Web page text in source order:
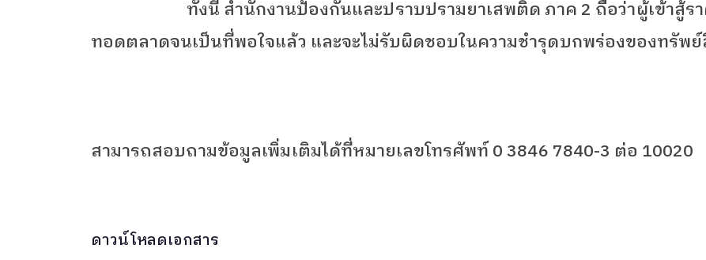
ทั้งนี้ สำนักงานป้องกันและปราบปรามยาเสพติด ภาค 2 ถือว่าผู้เข้าสู้
ทอดตลาดจนเป็นที่พอใจแล้ว และจะไม่รับผิดชอบในความชำรุดบกพร่องของทรัพ
สามารถสอบถามข้อมูลเพิ่มเติมได้ที่หมายเลขโทรศัพท์0 3846 7840-3 ต่อ 10020
ดาวน์โหลดเอกสาร